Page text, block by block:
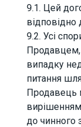
9.1. Цей
відповідно
9.2. Усі
випадку
питання
Продавець
до чинного